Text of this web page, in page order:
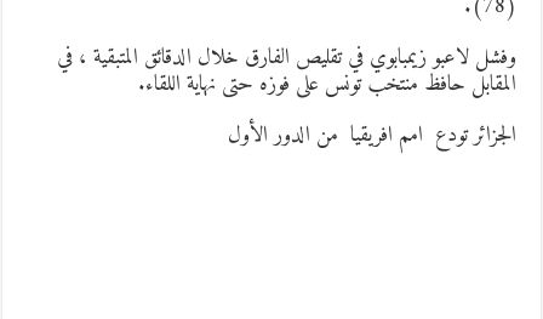
لاعبو زيمبابوي في تقليص الفارق خلال الدقائق المتبقية ، في
حافظ منتخب تونس على فوزه حتى نهاية اللقاء.
تودع امم افريقيا من الدور الأول